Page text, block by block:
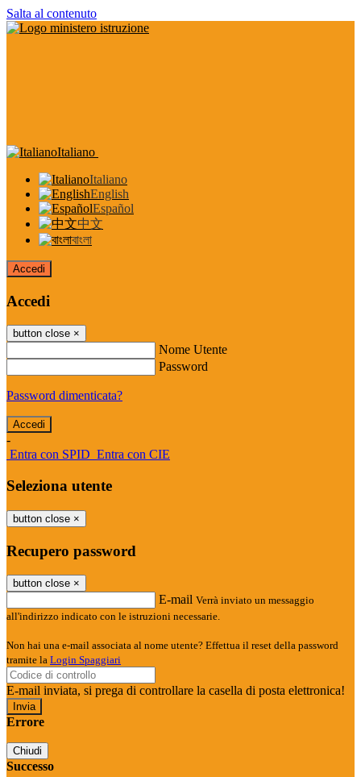
Salta al contenuto
Italiano
Italiano
English
Español
中文
বাংলা
Accedi
Accedi
button close ×
Nome Utente
Password
Password dimenticata?
-
Entra con SPID Entra con CIE
Seleziona utente
button close ×
Recupero password
button close ×
E-mail Verrà inviato un messaggio
all'indirizzo indicato con le istruzioni necessarie.
Non hai una e-mail associata al nome utente? Effettua il reset della password
tramite la Login Spaggiari
E-mail inviata, si prega di controllare la casella di posta elettronica!
Errore
Chiudi
Successo